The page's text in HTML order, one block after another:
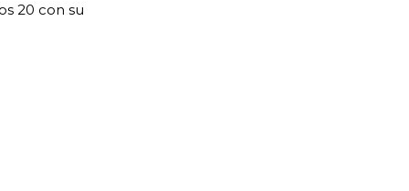
20 con su